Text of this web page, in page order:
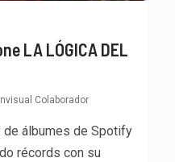
LA LÓGICA DEL
Colaborador
de álbumes de Spotify
récords con su